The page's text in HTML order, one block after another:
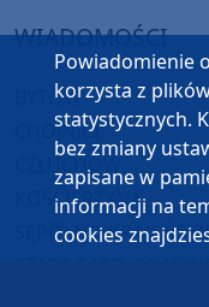
WIADOMOŚCI
BYTÓW
CHOJNICE
CZŁUCHÓW
KOŚCIERZYNA
SĘPÓLNO
Powiadomienie
korzysta z
statystycznych.
bez zmiany
zapisane w
informacji na
cookies